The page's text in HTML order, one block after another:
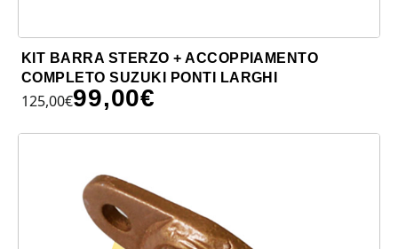
KIT BARRA STERZO + ACCOPPIAMENTO
COMPLETO SUZUKI PONTI LARGHI
125,00€99,00€